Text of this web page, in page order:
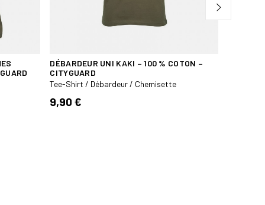
DÉBARDEUR UNI KAKI – 100 % COTON –
CITYGUARD
Tee-Shirt / Débardeur / Chemisette
9,90 €